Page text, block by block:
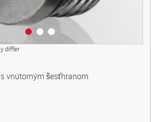
differ
vnútorným šesťhranom